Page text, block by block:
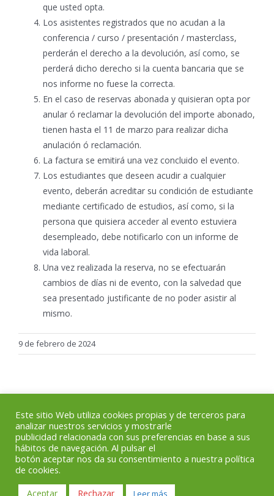
que usted opta.
Los asistentes registrados que no acudan a la
conferencia / curso / presentación / masterclass,
perderán el derecho a la devolución, así como, se
perderá dicho derecho si la cuenta bancaria que se
nos informe no fuese la correcta.
En el caso de reservas abonada y quisieran opta por
anular ó reclamar la devolución del importe abonado,
tienen hasta el 11 de marzo para realizar dicha
anulación ó reclamación.
La factura se emitirá una vez concluido el evento.
Los estudiantes que deseen acudir a cualquier
evento, deberán acreditar su condición de estudiante
mediante certificado de estudios, así como, si la
persona que quisiera acceder al evento estuviera
desempleado, debe notificarlo con un informe de
vida laboral.
Una vez realizada la reserva, no se efectuarán
cambios de días ni de evento, con la salvedad que
sea presentado justificante de no poder asistir al
mismo.
9 de febrero de 2024
Aviso Legal– Política de privacidad
Este sitio Web utiliza cookies propias y de terceros para
analizar nuestros servicios y mostrarle
publicidad relacionada con sus preferencias en base a sus
hábitos de navegación. Al pulsar el
botón aceptar nos da su consentimiento a nuestra política
de cookies.
Aceptar Rechazar Leer más